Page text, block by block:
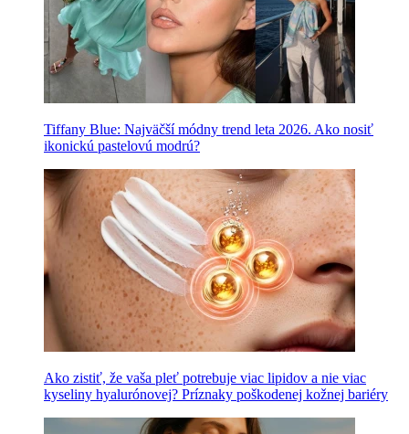
Tiffany Blue: Najväčší módny trend leta 2026. Ako nosiť
ikonickú pastelovú modrú?
Ako zistiť, že vaša pleť potrebuje viac lipidov a nie viac
kyseliny hyalurónovej? Príznaky poškodenej kožnej bariéry